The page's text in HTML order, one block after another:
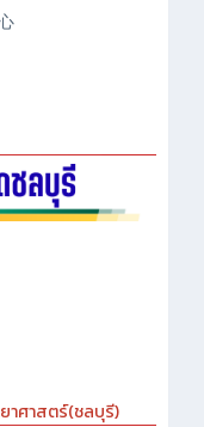
าศาสตร์(ชลบุรี)